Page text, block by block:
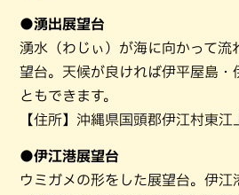
●湧出展望台
湧水（わじぃ）が海に向かって流
望台。天候が良ければ伊平屋島・
ともできます。
【住所】沖縄県国頭郡伊江村東江
●伊江港展望台
ウミガメの形をした展望台。伊江